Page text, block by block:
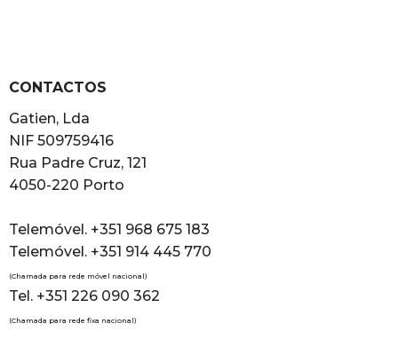
CONTACTOS
Gatien, Lda
NIF 509759416
Rua Padre Cruz, 121
4050-220 Porto
Telemóvel. +351 968 675 183
Telemóvel. +351 914 445 770
(Chamada para rede móvel nacional)
Tel. +351 226 090 362
(Chamada para rede fixa nacional)